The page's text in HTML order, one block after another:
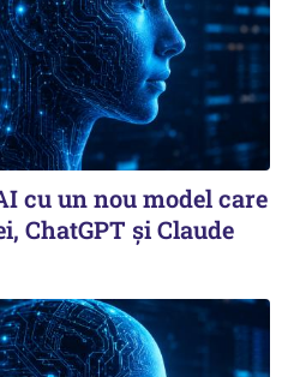
cu un nou model care
ChatGPT și Claude